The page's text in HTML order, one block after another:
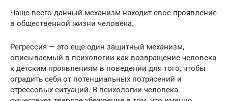
Чаще всего данный механизм находит свое проявление
в общественной жизни человека.
Регрессия — это еще один защитный механизм,
описываемый в психологии как возвращение человека
к детским проявлениям в поведении для того, чтобы
оградить себя от потенциальных потрясений и
стрессовых ситуаций. В психологии человека